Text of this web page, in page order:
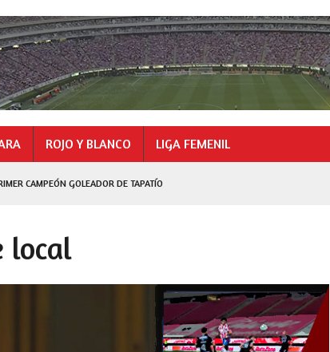
ROJO Y BLANCO LIGA FEMENIL
CAMPEÓN GOLEADOR DE TAPATÍO
local